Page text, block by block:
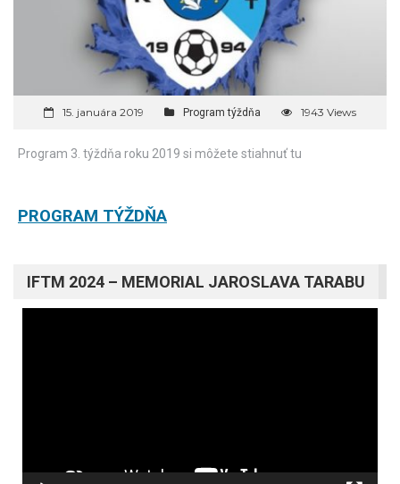
15. januára 2019 Program týždňa 1943 Views
Program 3. týždňa roku 2019 si môžete stiahnuť tu
PROGRAM TÝŽDŇA
IFTM 2024 – MEMORIAL JAROSLAVA TARABU